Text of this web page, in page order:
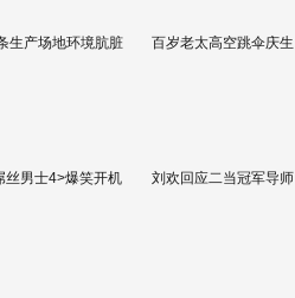
生产场地环境肮脏 百岁老太高空跳伞庆生
丝男士4>爆笑开机 刘欢回应二当冠军导师